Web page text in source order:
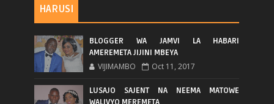
HARUSI
BLOGGER WA JAMVI LA HABARI
AMEREMETA JIJINI MBEYA
VIJIMAMBO Oct 11, 2017
LUSAJO SAJENT NA NEEMA MATOWE